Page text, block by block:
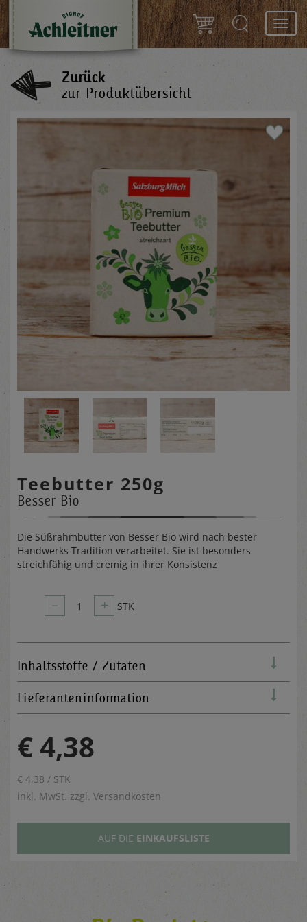
Zurück
zur Produktübersicht
Teebutter 250g
Besser Bio
Die Süßrahmbutter von Besser Bio wird nach bester
Handwerks Tradition verarbeitet. Sie ist besonders
streichfähig und cremig in ihrer Konsistenz
– 1 + STK
Inhaltsstoffe / Zutaten
Lieferanteninformation
€ 4,38
€ 4,38 / STK
inkl. MwSt. zzgl. Versandkosten
AUF DIE EINKAUFSLISTE